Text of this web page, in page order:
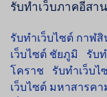
รับทำเว็บภาคอีสาน
รับทำเว็บไซต์ กาฬสิ
เว็บไซต์ ชัยภูมิ
รับ
โคราช
รับทำเว็บไ
เว็บไซต์ มหาสารคา